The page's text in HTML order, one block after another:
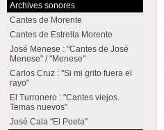
Archives sonores
Cantes de Morente
Cantes de Estrella Morente
José Menese : "Cantes de José
Menese" / "Menese"
Carlos Cruz : "Si mi grito fuera el
rayo"
El Turronero : "Cantes viejos.
Temas nuevos"
José Cala "El Poeta"